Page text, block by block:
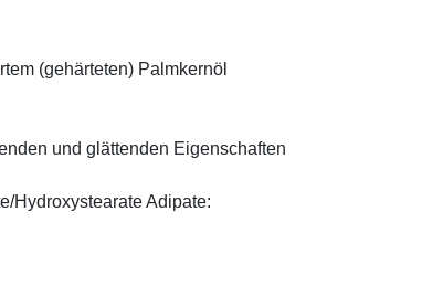
(gehärteten) Palmkernöl
und glättenden Eigenschaften
Hydroxystearate Adipate: